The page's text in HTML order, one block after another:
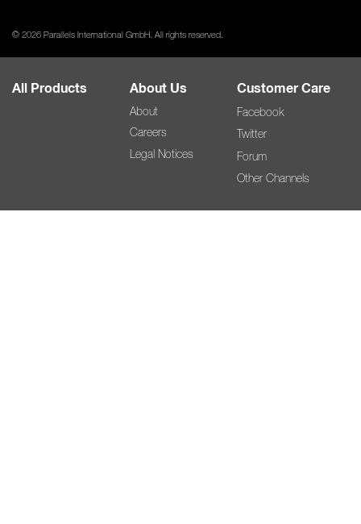
© 2026 Parallels International GmbH. All rights reserved.
All Products About Us
About
Careers
Legal Notices
Customer Care
Facebook
Twitter
Forum
Other Channels